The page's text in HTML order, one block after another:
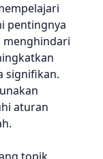
pentingnya
menghindari
signifikan.
aturan